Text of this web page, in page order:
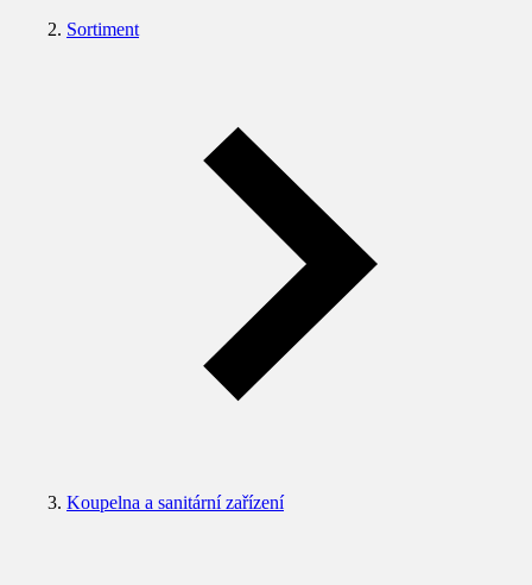
Sortiment
Koupelna a sanitární zařízení